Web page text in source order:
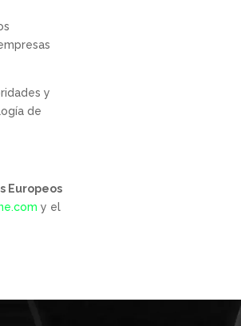
y
de
Europeos
y el